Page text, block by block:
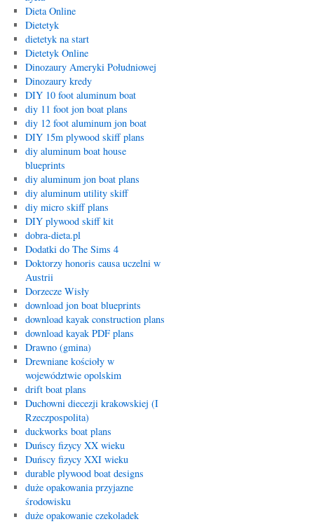
Dieta Online
Dietetyk
dietetyk na start
Dietetyk Online
Dinozaury Ameryki Południowej
Dinozaury kredy
DIY 10 foot aluminum boat
diy 11 foot jon boat plans
diy 12 foot aluminum jon boat
DIY 15m plywood skiff plans
diy aluminum boat house
blueprints
diy aluminum jon boat plans
diy aluminum utility skiff
diy micro skiff plans
DIY plywood skiff kit
dobra-dieta.pl
Dodatki do The Sims 4
Doktorzy honoris causa uczelni w
Austrii
Dorzecze Wisły
download jon boat blueprints
download kayak construction plans
download kayak PDF plans
Drawno (gmina)
Drewniane kościoły w
województwie opolskim
drift boat plans
Duchowni diecezji krakowskiej (I
Rzeczpospolita)
duckworks boat plans
Duńscy fizycy XX wieku
Duńscy fizycy XXI wieku
durable plywood boat designs
duże opakowania przyjazne
środowisku
duże opakowanie czekoladek